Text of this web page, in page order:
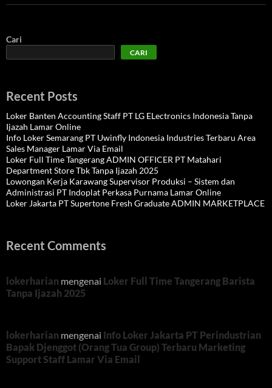
Cari
CARI
Recent Posts
Loker Banten Accounting Staff PT LG ELectronics Indonesia Tanpa
Ijazah Lamar Online
Info Loker Semarang PT Uwinfly Indonesia Industries Terbaru Area
Sales Manager Lamar Via Email
Loker Full Time Tangerang ADMIN OFFICER PT Matahari
Department Store Tbk Tanpa Ijazah 2025
Lowongan Kerja Karawang Supervisor Produksi – Sistem dan
Administrasi PT Indoplat Perkasa Purnama Lamar Online
Loker Jakarta PT Supertone Fresh Graduate ADMIN MARKETPLACE
Recent Comments
lokerharian mengenai Loker Full Time Tangerang Barista
Tanpa Ijazah 2025
lokerharian mengenai Info Loker Jakarta PT Perindustrian
Bapak Djenggot (Orang Tua Group) Terbaru Marketing
Support Staff Lamar Via Email